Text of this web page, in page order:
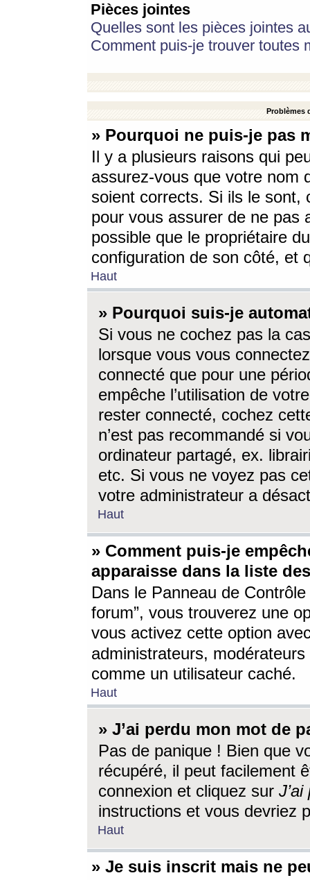
Pièces jointes
Quelles sont les pièces jointes
Comment puis-je trouver toutes
Problèmes
» Pourquoi ne puis-je pas
Il y a plusieurs raisons qui
assurez-vous que votre nom
soient corrects. Si ils le sont,
pour vous assurer de ne pas
possible que le propriétaire
configuration de son côté, et
Haut
» Pourquoi suis-je
Si vous ne cochez pas la
lorsque vous vous
connecté que pour une
empêche l’utilisation de
rester connecté, cochez
n’est pas recommandé si
ordinateur partagé, ex.
etc. Si vous ne voyez pas
votre administrateur a
Haut
» Comment puis-je
apparaisse dans la liste
Dans le Panneau de
forum”, vous trouverez une
vous activez cette option
administrateurs,
comme un utilisateur caché.
Haut
» J’ai perdu mon mot de
Pas de panique ! Bien que
récupéré, il peut facilement
connexion et cliquez sur
instructions et vous devriez
Haut
» Je suis inscrit mais ne